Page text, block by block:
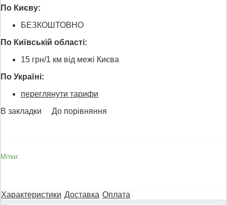
По Києву:
БЕЗКОШТОВНО
По Київській області:
15 грн/1 км від межі Києва
По Україні:
переглянути тарифи
В закладки
До порівняння
Мітки:
Характеристики Доставка Оплата